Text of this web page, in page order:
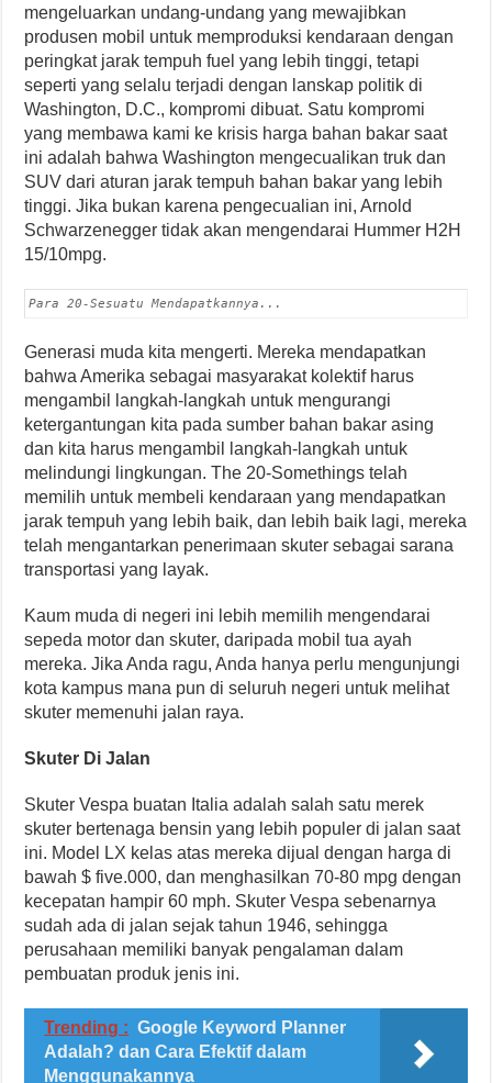
mengeluarkan undang-undang yang mewajibkan
produsen mobil untuk memproduksi kendaraan dengan
peringkat jarak tempuh fuel yang lebih tinggi, tetapi
seperti yang selalu terjadi dengan lanskap politik di
Washington, D.C., kompromi dibuat. Satu kompromi
yang membawa kami ke krisis harga bahan bakar saat
ini adalah bahwa Washington mengecualikan truk dan
SUV dari aturan jarak tempuh bahan bakar yang lebih
tinggi. Jika bukan karena pengecualian ini, Arnold
Schwarzenegger tidak akan mengendarai Hummer H2H
15/10mpg.
Para 20-Sesuatu Mendapatkannya...
Generasi muda kita mengerti. Mereka mendapatkan
bahwa Amerika sebagai masyarakat kolektif harus
mengambil langkah-langkah untuk mengurangi
ketergantungan kita pada sumber bahan bakar asing
dan kita harus mengambil langkah-langkah untuk
melindungi lingkungan. The 20-Somethings telah
memilih untuk membeli kendaraan yang mendapatkan
jarak tempuh yang lebih baik, dan lebih baik lagi, mereka
telah mengantarkan penerimaan skuter sebagai sarana
transportasi yang layak.
Kaum muda di negeri ini lebih memilih mengendarai
sepeda motor dan skuter, daripada mobil tua ayah
mereka. Jika Anda ragu, Anda hanya perlu mengunjungi
kota kampus mana pun di seluruh negeri untuk melihat
skuter memenuhi jalan raya.
Skuter Di Jalan
Skuter Vespa buatan Italia adalah salah satu merek
skuter bertenaga bensin yang lebih populer di jalan saat
ini. Model LX kelas atas mereka dijual dengan harga di
bawah $ five.000, dan menghasilkan 70-80 mpg dengan
kecepatan hampir 60 mph. Skuter Vespa sebenarnya
sudah ada di jalan sejak tahun 1946, sehingga
perusahaan memiliki banyak pengalaman dalam
pembuatan produk jenis ini.
Trending : Google Keyword Planner
Adalah? dan Cara Efektif dalam
Menggunakannya